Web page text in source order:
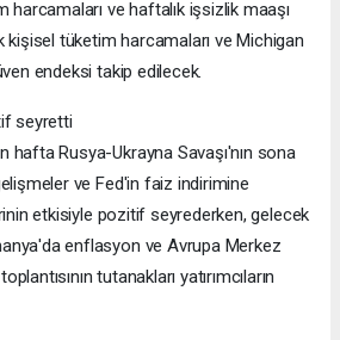
ve haftalık işsizlik maaşı
kişisel tüketim harcamaları ve Michigan
endeksi takip edilecek.
seyretti
hafta Rusya-Ukrayna Savaşı'nın sona
ve Fed'in faiz indirimine
etkisiyle pozitif seyrederken, gelecek
enflasyon ve Avrupa Merkez
tutanakları yatırımcıların